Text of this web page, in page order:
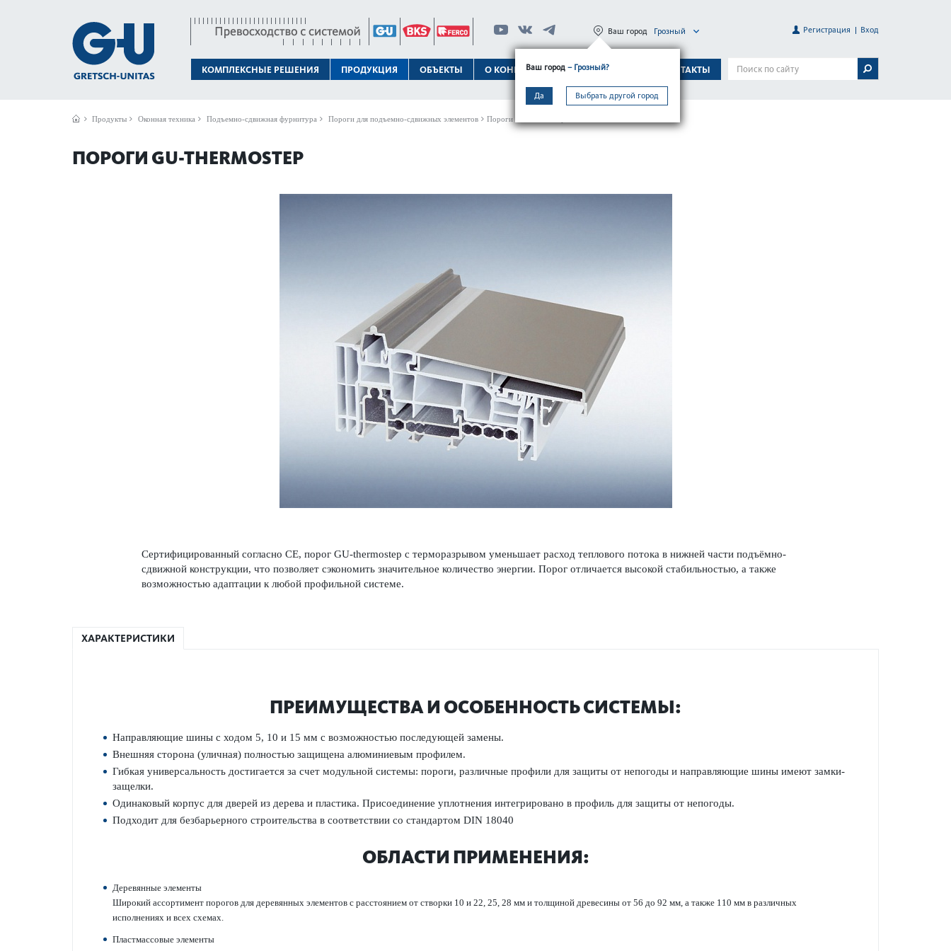
КОМПЛЕКСНЫЕ РЕШЕНИЯ ПРОДУКЦИЯ ОБЪЕКТЫ О КОНЦЕРНЕ ТЕХПОДДЕРЖКА КОНТАКТЫ
Ваш город – Грозный?
Да Выбрать другой город
Ваш город Грозный Регистрация Вход
Продукты Оконная техника Подъемно-сдвижная фурнитура Пороги для подъемно-сдвижных элементов Пороги GU-ther­mostep
ПОРОГИ GU-THER­MOSTEP
Сертифицированный согласно СЕ, порог GU-thermostep с терморазрывом уменьшает расход теплового потока в нижней части подъёмно-
сдвижной конструкции, что позволяет сэкономить значительное количество энергии. Порог отличается высокой стабильностью, а также
возможностью адаптации к любой профильной системе.
ХАРАКТЕРИСТИКИ
ПРЕИМУЩЕСТВА И ОСОБЕННОСТЬ СИСТЕМЫ:
Направляющие шины с ходом 5, 10 и 15 мм с возможно­стью пос­л­едующей замены.
Внешняя сторона (уличная) полно­стью защищена алюминиевым профилем.
Гибкая унив­ерсальность дос­тигается за счет модульной сис­темы: пороги, различные профили для защиты от непо­годы и направляющие шины имеют замки-
защелки.
Одина­ковый корпус для дверей из дерева и пла­стика. Присо­единение уплотнения интегриро­вано в профиль для защиты от непо­годы.
Подходит для безба­рьерного строительства в соотв­е­тствии со стандартом DIN 18040
ОБЛАСТИ ПРИМЕНЕНИЯ:
Дер­евянные элементы
Широкий ассортимент пор­огов для дер­евянных элементов с расстоянием от створки 10 и 22, 25, 28 мм и толщиной дре­в­есины от 56 до 92 мм, а также 110 мм в различных
исполнениях и всех схемах.
Пластмассовые элементы